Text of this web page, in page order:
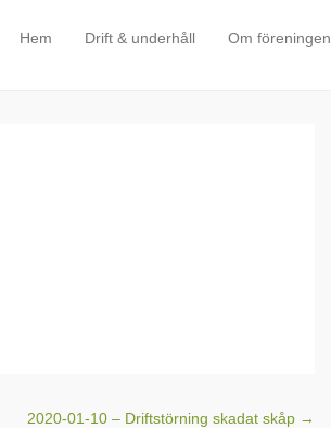
Primary Menu
Skip to content
Hem Drift & underhåll Om föreningen
2020-01-10 – Driftstörning skadat skåp →